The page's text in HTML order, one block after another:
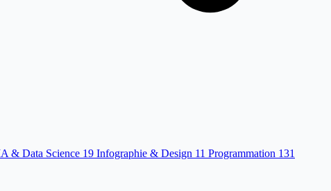
& Data Science 19 Infographie & Design 11 Programmation 131